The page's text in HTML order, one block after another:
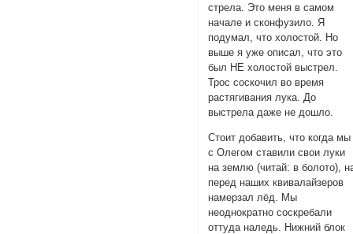
стрела. Это меня в самом
начале и сконфузило. Я
подумал, что холостой. Но
выше я уже описал, что это
был НЕ холостой выстрел.
Трос соскочил во время
растягивания лука. До
выстрела даже не дошло.
Стоит добавить, что когда мы
с Олегом ставили свои луки
на землю (читай: в болото),
перед наших квивалайзеров
намерзал лёд. Мы
неоднократно соскребали
оттуда наледь. Нижний блок